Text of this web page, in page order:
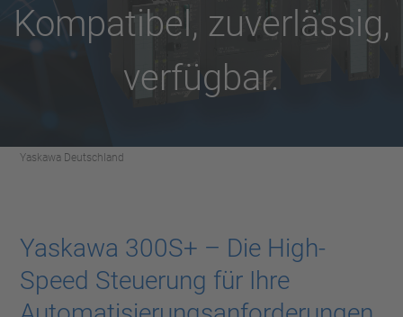
Kompatibel, zuverlässig,
verfügbar.
Yaskawa Deutschland
Yaskawa 300S+ – Die High-
Speed Steuerung für Ihre